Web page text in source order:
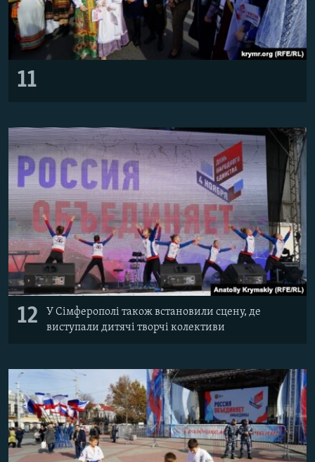
11
12
У Сімферополі також встановили сцену, де
виступали дитячі творчі колективи